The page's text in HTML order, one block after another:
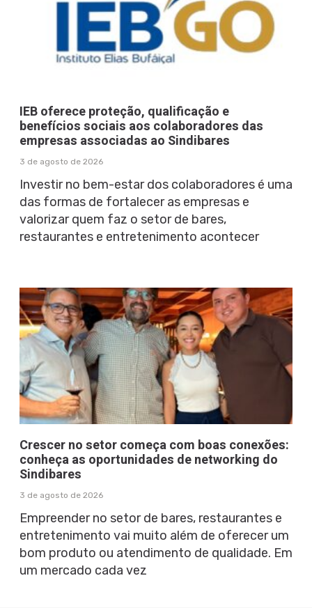
IEB oferece proteção, qualificação e
benefícios sociais aos colaboradores das
empresas associadas ao Sindibares
3 de agosto de 2026
Investir no bem-estar dos colaboradores é uma
das formas de fortalecer as empresas e
valorizar quem faz o setor de bares,
restaurantes e entretenimento acontecer
Crescer no setor começa com boas conexões:
conheça as oportunidades de networking do
Sindibares
3 de agosto de 2026
Empreender no setor de bares, restaurantes e
entretenimento vai muito além de oferecer um
bom produto ou atendimento de qualidade. Em
um mercado cada vez